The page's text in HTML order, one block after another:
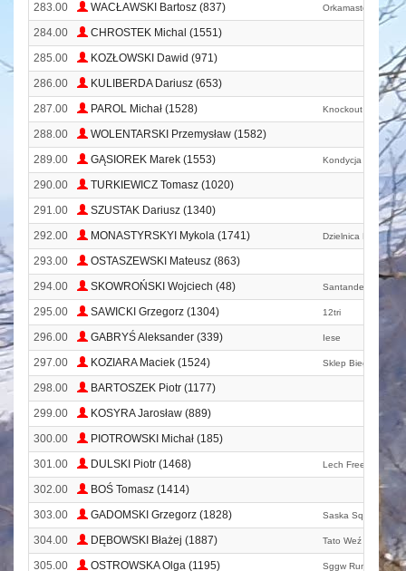
283.00
WACŁAWSKI Bartosz (837) Orkamasters Iława
284.00
CHROSTEK Michal (1551)
285.00
KOZŁOWSKI Dawid (971)
286.00
KULIBERDA Dariusz (653)
287.00
PAROL Michał (1528) Knockout
288.00
WOLENTARSKI Przemysław (1582)
289.00
GĄSIOREK Marek (1553) Kondycja
290.00
TURKIEWICZ Tomasz (1020)
291.00
SZUSTAK Dariusz (1340)
292.00
MONASTYRSKYI Mykola (1741) Dzielnica Mokotów
293.00
OSTASZEWSKI Mateusz (863)
294.00
SKOWROŃSKI Wojciech (48) Santander Runners
295.00 SAWICKI Grzegorz (1304) 12tri
296.00 GABRYŚ Aleksander (339) Iese
297.00 KOZIARA Maciek (1524) Sklep Biegacza
298.00
BARTOSZEK Piotr (1177)
299.00
KOSYRA Jarosław (889)
300.00
PIOTROWSKI Michał (185)
301.00
DULSKI Piotr (1468) Lech Free
302.00
BOŚ Tomasz (1414)
303.00
GADOMSKI Grzegorz (1828) Saska Squad
304.00 DĘBOWSKI Błażej (1887) Tato Weź Sie
305.00 OSTROWSKA Olga (1195) Sggw Runners